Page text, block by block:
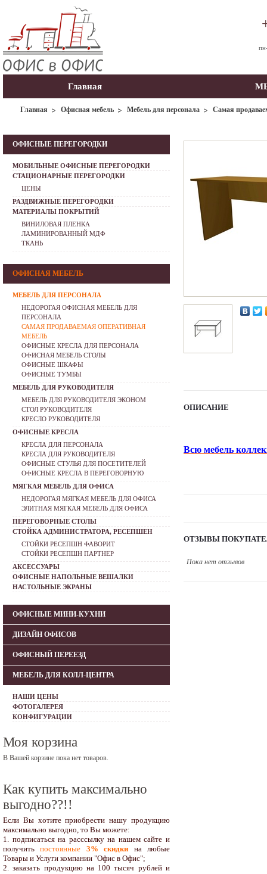
Главная
Главная Офисная мебель Мебель для персонала Самая
ОПИСАНИЕ
Всю мебель
ОТЗЫВЫ
Пока нет отзывов
ОФИСНЫЕ ПЕРЕГОРОДКИ
МОБИЛЬНЫЕ ОФИСНЫЕ ПЕРЕГОРОДКИ
СТАЦИОНАРНЫЕ ПЕРЕГОРОДКИ
ЦЕНЫ
РАЗДВИЖНЫЕ ПЕРЕГОРОДКИ
МАТЕРИАЛЫ ПОКРЫТИЙ
ВИНИЛОВАЯ ПЛЕНКА
ЛАМИНИРОВАННЫЙ МДФ
ТКАНЬ
ОФИСНАЯ МЕБЕЛЬ
МЕБЕЛЬ ДЛЯ ПЕРСОНАЛА
НЕДОРОГАЯ ОФИСНАЯ МЕБЕЛЬ ДЛЯ
ПЕРСОНАЛА
САМАЯ ПРОДАВАЕМАЯ ОПЕРАТИВНАЯ
МЕБЕЛЬ
ОФИСНЫЕ КРЕСЛА ДЛЯ ПЕРСОНАЛА
ОФИСНАЯ МЕБЕЛЬ СТОЛЫ
ОФИСНЫЕ ШКАФЫ
ОФИСНЫЕ ТУМБЫ
МЕБЕЛЬ ДЛЯ РУКОВОДИТЕЛЯ
МЕБЕЛЬ ДЛЯ РУКОВОДИТЕЛЯ ЭКОНОМ
СТОЛ РУКОВОДИТЕЛЯ
КРЕСЛО РУКОВОДИТЕЛЯ
ОФИСНЫЕ КРЕСЛА
КРЕСЛА ДЛЯ ПЕРСОНАЛА
КРЕСЛА ДЛЯ РУКОВОДИТЕЛЯ
ОФИСНЫЕ СТУЛЬЯ ДЛЯ ПОСЕТИТЕЛЕЙ
ОФИСНЫЕ КРЕСЛА В ПЕРЕГОВОРНУЮ
МЯГКАЯ МЕБЕЛЬ ДЛЯ ОФИСА
НЕДОРОГАЯ МЯГКАЯ МЕБЕЛЬ ДЛЯ ОФИСА
ЭЛИТНАЯ МЯГКАЯ МЕБЕЛЬ ДЛЯ ОФИСА
ПЕРЕГОВОРНЫЕ СТОЛЫ
СТОЙКА АДМИНИСТРАТОРА, РЕСЕПШЕН
СТОЙКИ РЕСЕПШН ФАВОРИТ
СТОЙКИ РЕСЕПШН ПАРТНЕР
АКСЕССУАРЫ
ОФИСНЫЕ НАПОЛЬНЫЕ ВЕШАЛКИ
НАСТОЛЬНЫЕ ЭКРАНЫ
ОФИСНЫЕ МИНИ-КУХНИ
ДИЗАЙН ОФИСОВ
ОФИСНЫЙ ПЕРЕЕЗД
МЕБЕЛЬ ДЛЯ КОЛЛ-ЦЕНТРА
НАШИ ЦЕНЫ
ФОТОГАЛЕРЕЯ
КОНФИГУРАЦИИ
Моя корзина
В Вашей корзине пока нет товаров.
Как купить максимально
выгодно??!!
Если Вы хотите приобрести нашу продукцию
максимально выгодно, то Вы можете:
1. подписаться на расссылку на нашем сайте и
получитьпостоянные 3% скидки на любые
Товары и Услуги компании "Офис в Офис";
2. заказать продукцию на 100 тысяч рублей и